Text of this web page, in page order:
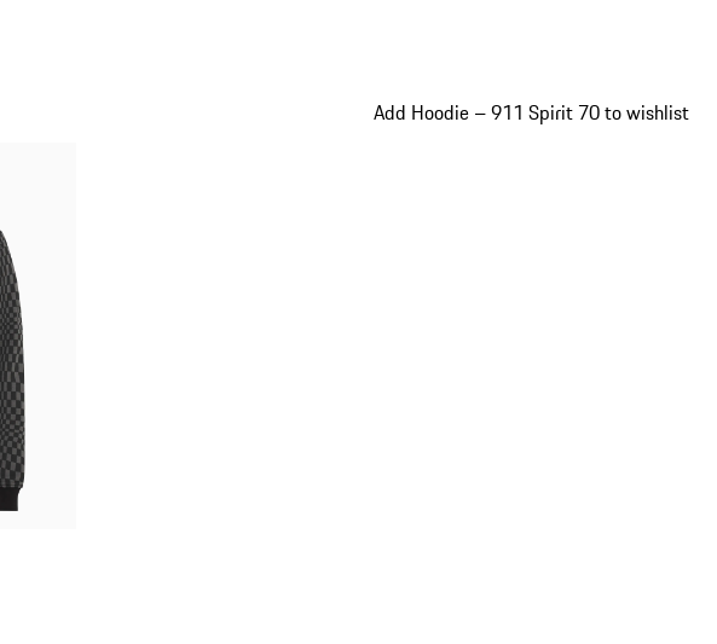
Add Hoodie – 911 Spirit 70 to wishlist